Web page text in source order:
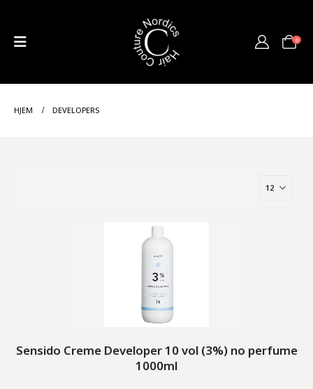
0
HJEM DEVELOPERS
Sensido Creme Developer 10 vol (3%) no perfume
1000ml